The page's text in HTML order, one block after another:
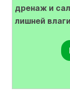
дренаж и
лишней